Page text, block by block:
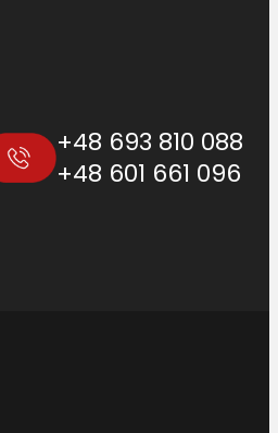
+48 693 810 088
+48 601 661 096